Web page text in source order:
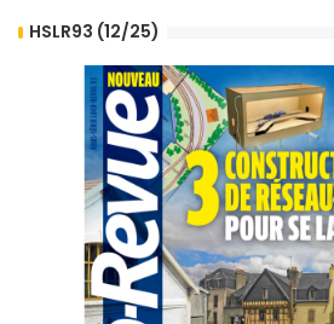
HSLR93 (12/25)